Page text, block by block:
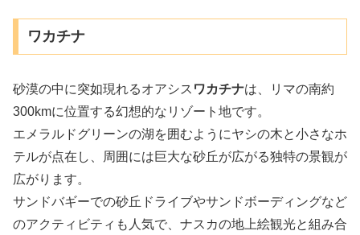
ワカチナ
砂漠の中に突如現れるオアシス ワカチナは、リマの南約
300kmに位置する幻想的なリゾート地です。
エメラルドグリーンの湖を囲むようにヤシの木と小さなホ
テルが点在し、周囲には巨大な砂丘が広がる独特の景観が
広がります。
サンドバギーでの砂丘ドライブやサンドボーディングなど
のアクティビティも人気で、ナスカの地上絵観光と組み合